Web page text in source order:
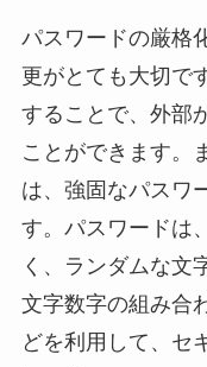
パスワードの厳格
更がとても大切で
することで、外部
ことができます。
は、強固なパスワ
す。パスワードは
く、ランダムな文
文字数字の組み合
どを利用して、セ